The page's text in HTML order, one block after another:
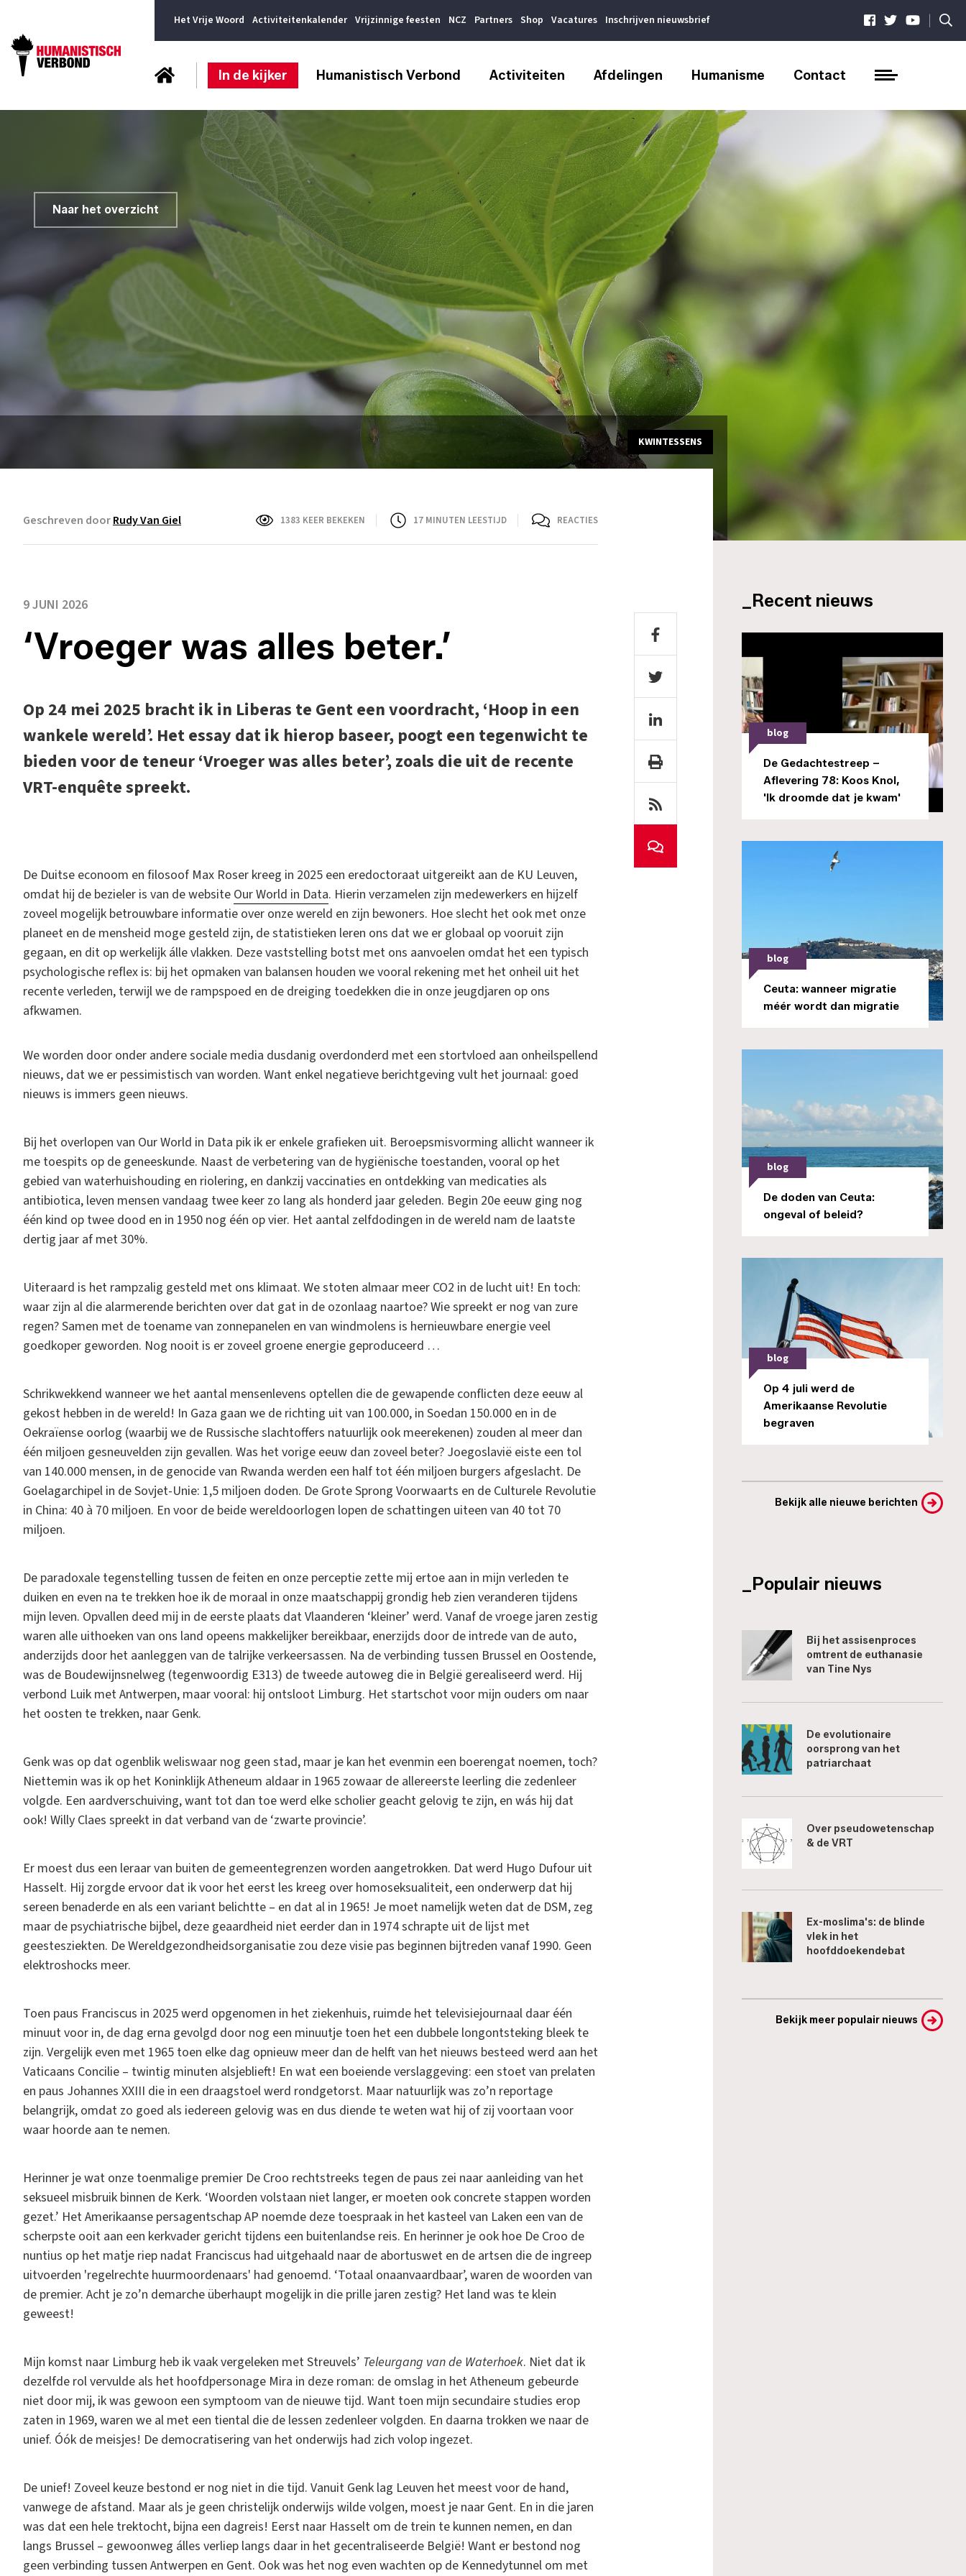
Het Vrije Woord Activiteitenkalender Vrijzinnige feesten NCZ Partners Shop Vacatures Inschrijven nieuwsbrief |
In de kijker Humanistisch Verbond Activiteiten Afdelingen Humanisme Contact
Naar het overzicht
KWINTESSENS
Geschreven doorRudy Van Giel 1383 KEER BEKEKEN 17 MINUTEN LEESTIJD REACTIES
9 JUNI 2026
‘Vroeger was alles beter.’
Op 24 mei 2025 bracht ik in Liberas te Gent een voordracht, ‘Hoop in een
wankele wereld’. Het essay dat ik hierop baseer, poogt een tegenwicht te
bieden voor de teneur ‘Vroeger was alles beter’, zoals die uit de recente
VRT-enquête spreekt.
De Duitse econoom en filosoof Max Roser kreeg in 2025 een eredoctoraat uitgereikt aan de KU Leuven,
omdat hij de bezieler is van de website Our World in Data. Hierin verzamelen zijn medewerkers en hijzelf
zoveel mogelijk betrouwbare informatie over onze wereld en zijn bewoners. Hoe slecht het ook met onze
planeet en de mensheid moge gesteld zijn, de statistieken leren ons dat we er globaal op vooruit zijn
gegaan, en dit op werkelijk álle vlakken. Deze vaststelling botst met ons aanvoelen omdat het een typisch
psychologische reflex is: bij het opmaken van balansen houden we vooral rekening met het onheil uit het
recente verleden, terwijl we de rampspoed en de dreiging toedekken die in onze jeugdjaren op ons
afkwamen.
We worden door onder andere sociale media dusdanig overdonderd met een stortvloed aan onheilspellend
nieuws, dat we er pessimistisch van worden. Want enkel negatieve berichtgeving vult het journaal: goed
nieuws is immers geen nieuws.
Bij het overlopen van Our World in Data pik ik er enkele grafieken uit. Beroepsmisvorming allicht wanneer ik
me toespits op de geneeskunde. Naast de verbetering van de hygiënische toestanden, vooral op het
gebied van waterhuishouding en riolering, en dankzij vaccinaties en ontdekking van medicaties als
antibiotica, leven mensen vandaag twee keer zo lang als honderd jaar geleden. Begin 20e eeuw ging nog
één kind op twee dood en in 1950 nog één op vier. Het aantal zelfdodingen in de wereld nam de laatste
dertig jaar af met 30%.
Uiteraard is het rampzalig gesteld met ons klimaat. We stoten almaar meer CO2 in de lucht uit! En toch:
waar zijn al die alarmerende berichten over dat gat in de ozonlaag naartoe? Wie spreekt er nog van zure
regen? Samen met de toename van zonnepanelen en van windmolens is hernieuwbare energie veel
goedkoper geworden. Nog nooit is er zoveel groene energie geproduceerd …
Schrikwekkend wanneer we het aantal mensenlevens optellen die de gewapende conflicten deze eeuw al
gekost hebben in de wereld! In Gaza gaan we de richting uit van 100.000, in Soedan 150.000 en in de
Oekraïense oorlog (waarbij we de Russische slachtoffers natuurlijk ook meerekenen) zouden al meer dan
één miljoen gesneuvelden zijn gevallen. Was het vorige eeuw dan zoveel beter? Joegoslavië eiste een tol
van 140.000 mensen, in de genocide van Rwanda werden een half tot één miljoen burgers afgeslacht. De
Goelagarchipel in de Sovjet-Unie: 1,5 miljoen doden. De Grote Sprong Voorwaarts en de Culturele Revolutie
in China: 40 à 70 miljoen. En voor de beide wereldoorlogen lopen de schattingen uiteen van 40 tot 70
miljoen.
De paradoxale tegenstelling tussen de feiten en onze perceptie zette mij ertoe aan in mijn verleden te
duiken en even na te trekken hoe ik de moraal in onze maatschappij grondig heb zien veranderen tijdens
mijn leven. Opvallen deed mij in de eerste plaats dat Vlaanderen ‘kleiner’ werd. Vanaf de vroege jaren zestig
waren alle uithoeken van ons land opeens makkelijker bereikbaar, enerzijds door de intrede van de auto,
anderzijds door het aanleggen van de talrijke verkeersassen. Na de verbinding tussen Brussel en Oostende,
was de Boudewijnsnelweg (tegenwoordig E313) de tweede autoweg die in België gerealiseerd werd. Hij
verbond Luik met Antwerpen, maar vooral: hij ontsloot Limburg. Het startschot voor mijn ouders om naar
het oosten te trekken, naar Genk.
Genk was op dat ogenblik weliswaar nog geen stad, maar je kan het evenmin een boerengat noemen, toch?
Niettemin was ik op het Koninklijk Atheneum aldaar in 1965 zowaar de allereerste leerling die zedenleer
volgde. Een aardverschuiving, want tot dan toe werd elke scholier geacht gelovig te zijn, en wás hij dat
ook! Willy Claes spreekt in dat verband van de ‘zwarte provincie’.
Er moest dus een leraar van buiten de gemeentegrenzen worden aangetrokken. Dat werd Hugo Dufour uit
Hasselt. Hij zorgde ervoor dat ik voor het eerst les kreeg over homoseksualiteit, een onderwerp dat hij
sereen benaderde en als een variant belichtte – en dat al in 1965! Je moet namelijk weten dat de DSM, zeg
maar de psychiatrische bijbel, deze geaardheid niet eerder dan in 1974 schrapte uit de lijst met
geestesziekten. De Wereldgezondheidsorganisatie zou deze visie pas beginnen bijtreden vanaf 1990. Geen
elektroshocks meer.
Toen paus Franciscus in 2025 werd opgenomen in het ziekenhuis, ruimde het televisiejournaal daar één
minuut voor in, de dag erna gevolgd door nog een minuutje toen het een dubbele longontsteking bleek te
zijn. Vergelijk even met 1965 toen elke dag opnieuw meer dan de helft van het nieuws besteed werd aan het
Vaticaans Concilie – twintig minuten alsjeblieft! En wat een boeiende verslaggeving: een stoet van prelaten
en paus Johannes XXIII die in een draagstoel werd rondgetorst. Maar natuurlijk was zo’n reportage
belangrijk, omdat zo goed als iedereen gelovig was en dus diende te weten wat hij of zij voortaan voor
waar hoorde aan te nemen.
Herinner je wat onze toenmalige premier De Croo rechtstreeks tegen de paus zei naar aanleiding van het
seksueel misbruik binnen de Kerk. ‘Woorden volstaan niet langer, er moeten ook concrete stappen worden
gezet.’ Het Amerikaanse persagentschap AP noemde deze toespraak in het kasteel van Laken een van de
scherpste ooit aan een kerkvader gericht tijdens een buitenlandse reis. En herinner je ook hoe De Croo de
nuntius op het matje riep nadat Franciscus had uitgehaald naar de abortuswet en de artsen die de ingreep
uitvoerden 'regelrechte huurmoordenaars' had genoemd. ‘Totaal onaanvaardbaar’, waren de woorden van
de premier. Acht je zo’n demarche überhaupt mogelijk in die prille jaren zestig? Het land was te klein
geweest!
Mijn komst naar Limburg heb ik vaak vergeleken met Streuvels’ Teleurgang van de Waterhoek. Niet dat ik
dezelfde rol vervulde als het hoofdpersonage Mira in deze roman: de omslag in het Atheneum gebeurde
niet door mij, ik was gewoon een symptoom van de nieuwe tijd. Want toen mijn secundaire studies erop
zaten in 1969, waren we al met een tiental die de lessen zedenleer volgden. En daarna trokken we naar de
unief. Óók de meisjes! De democratisering van het onderwijs had zich volop ingezet.
De unief! Zoveel keuze bestond er nog niet in die tijd. Vanuit Genk lag Leuven het meest voor de hand,
vanwege de afstand. Maar als je geen christelijk onderwijs wilde volgen, moest je naar Gent. En in die jaren
was dat een hele trektocht, bijna een dagreis! Eerst naar Hasselt om de trein te kunnen nemen, en dan
langs Brussel – gewoonweg álles verliep langs daar in het gecentraliseerde België! Want er bestond nog
geen verbinding tussen Antwerpen en Gent. Ook was het nog even wachten op de Kennedytunnel om met
_Recent nieuws
blog
De Gedachtestreep –
Aflevering 78: Koos Knol,
'Ik droomde dat je kwam'
blog
Ceuta: wanneer migratie
méér wordt dan migratie
blog
De doden van Ceuta:
ongeval of beleid?
blog
Op 4 juli werd de
Amerikaanse Revolutie
begraven
Bekijk alle nieuwe berichten
_Populair nieuws
Bij het assisenproces
omtrent de euthanasie
van Tine Nys
De evolutionaire
oorsprong van het
patriarchaat
Over pseudowetenschap
& de VRT
Ex-moslima's: de blinde
vlek in het
hoofddoekendebat
Bekijk meer populair nieuws